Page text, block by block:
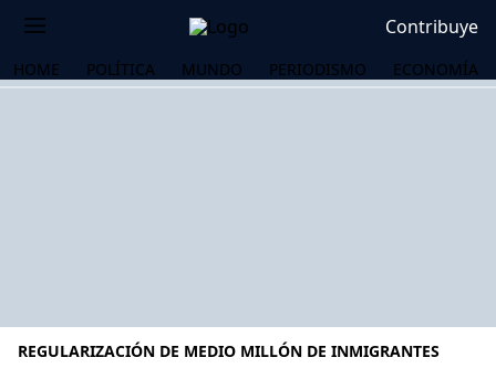
Contribuye
HOME POLÍTICA MUNDO PERIODISMO ECONOMÍA
REGULARIZACIÓN DE MEDIO MILLÓN DE INMIGRANTES